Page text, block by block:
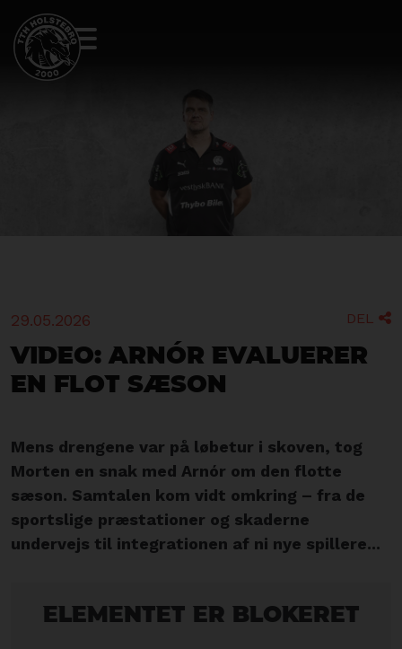
29.05.2026 DEL 
VIDEO: Arnór evaluerer
en flot sæson
Mens drengene var på løbetur i skoven, tog
Morten en snak med Arnór om den flotte
sæson. Samtalen kom vidt omkring – fra de
sportslige præstationer og skaderne
undervejs til integrationen af ni nye spillere...
Elementet er blokeret